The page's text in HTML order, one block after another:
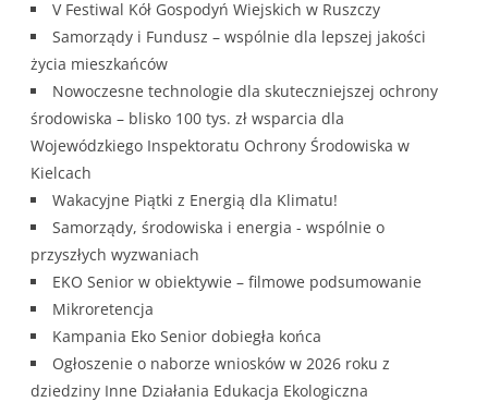
V Festiwal Kół Gospodyń Wiejskich w Ruszczy
Samorządy i Fundusz – wspólnie dla lepszej jakości
życia mieszkańców
Nowoczesne technologie dla skuteczniejszej ochrony
środowiska – blisko 100 tys. zł wsparcia dla
Wojewódzkiego Inspektoratu Ochrony Środowiska w
Kielcach
Wakacyjne Piątki z Energią dla Klimatu!
Samorządy, środowiska i energia - wspólnie o
przyszłych wyzwaniach
EKO Senior w obiektywie – filmowe podsumowanie
Mikroretencja
Kampania Eko Senior dobiegła końca
Ogłoszenie o naborze wniosków w 2026 roku z
dziedziny Inne Działania Edukacja Ekologiczna